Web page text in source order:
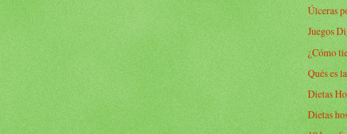
Úlceras
Juegos
¿Cómo
Qués es
Dietas
Dietas